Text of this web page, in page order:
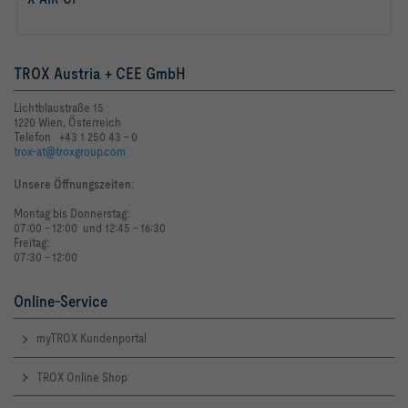
TROX Austria + CEE GmbH
Lichtblaustraße 15
1220 Wien, Österreich
Telefon +43 1 250 43 - 0
trox-at@troxgroup.com
Unsere Öffnungszeiten:
Montag bis Donnerstag:
07:00 - 12:00 und 12:45 - 16:30
Freitag:
07:30 - 12:00
Online-Service
myTROX Kundenportal
TROX Online Shop